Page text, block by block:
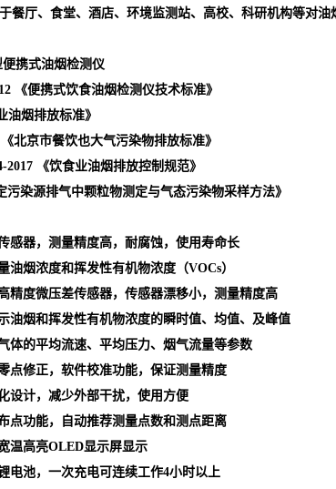
餐厅、食堂、酒店、环境监测站、高校、科研机构等对油
便携式油烟检测仪
《便携式饮食油烟检测仪技术标准》
油烟排放标准》
北京市餐饮也大气污染物排放标准》
2017 《饮食业油烟排放控制规范》
污染源排气中颗粒物测定与气态污染物采样方法》
感器，测量精度高，耐腐蚀，使用寿命长
油烟浓度和挥发性有机物浓度（VOCs）
精度微压差传感器，传感器漂移小，测量精度高
油烟和挥发性有机物浓度的瞬时值、均值、及峰值
体的平均流速、平均压力、烟气流量等参数
点修正，软件校准功能，保证测量精度
设计，减少外部干扰，使用方便
点功能，自动推荐测量点数和测点距离
温高亮OLED显示屏显示
电池，一次充电可连续工作4小时以上